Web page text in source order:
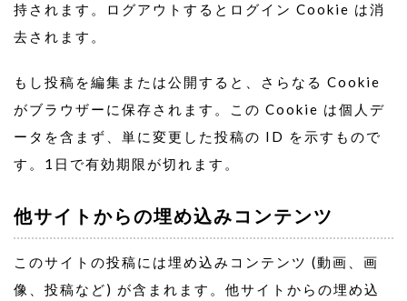
持されます。ログアウトするとログイン Cookie は消
去されます。
もし投稿を編集または公開すると、さらなる Cookie
がブラウザーに保存されます。この Cookie は個人デ
ータを含まず、単に変更した投稿の ID を示すもので
す。1日で有効期限が切れます。
他サイトからの埋め込みコンテンツ
このサイトの投稿には埋め込みコンテンツ (動画、画
像、投稿など) が含まれます。他サイトからの埋め込